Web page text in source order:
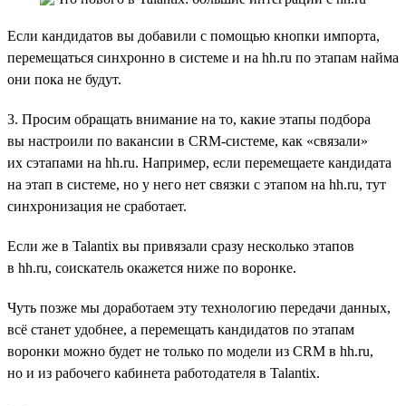
Если кандидатов вы добавили с помощью кнопки импорта,
перемещаться синхронно в системе и на hh.ru по этапам найма
они пока не будут.
3. Просим обращать внимание на то, какие этапы подбора
вы настроили по вакансии в CRM-системе, как «связали»
их сэтапами на hh.ru. Например, если перемещаете кандидата
на этап в системе, но у него нет связки с этапом на hh.ru, тут
синхронизация не сработает.
Если же в Talantix вы привязали сразу несколько этапов
в hh.ru, соискатель окажется ниже по воронке.
Чуть позже мы доработаем эту технологию передачи данных,
всё станет удобнее, а перемещать кандидатов по этапам
воронки можно будет не только по модели из CRM в hh.ru,
но и из рабочего кабинета работодателя в Talantix.